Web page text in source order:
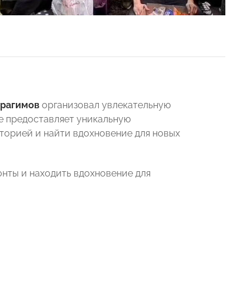
организовал увлекательную
уникальную
и найти вдохновение для новых
и находить вдохновение для